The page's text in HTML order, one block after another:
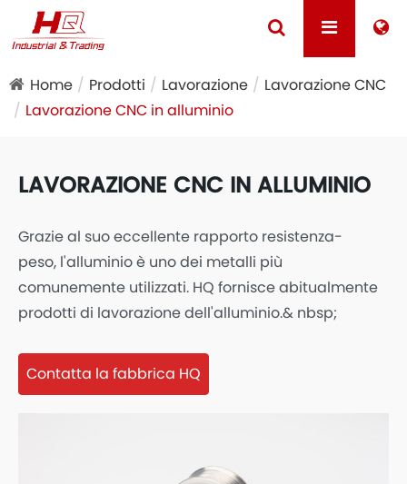
Home Prodotti Lavorazione
Lavorazione CNC
Lavorazione CNC in alluminio
LAVORAZIONE CNC IN ALLUMINIO
Grazie al suo eccellente rapporto resistenza-
peso, l'alluminio è uno dei metalli più
comunemente utilizzati. HQ fornisce abitualmente
prodotti di lavorazione dell'alluminio.& nbsp;
Contatta la fabbrica HQ